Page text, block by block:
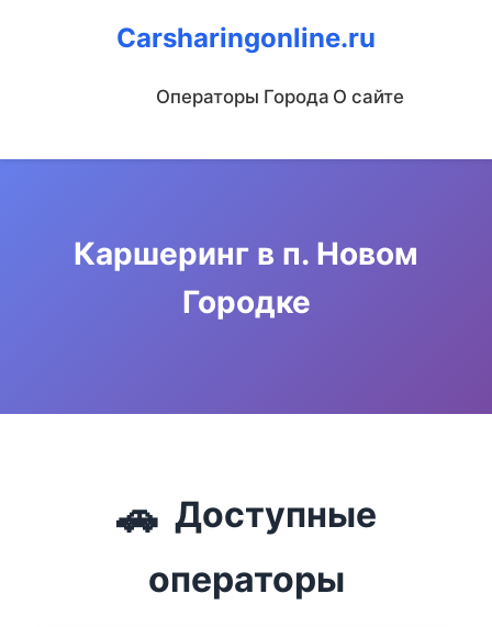
Carsharingonline.ru
Операторы Города О сайте
Каршеринг в п. Новом
Городке
🚗 Доступные
операторы